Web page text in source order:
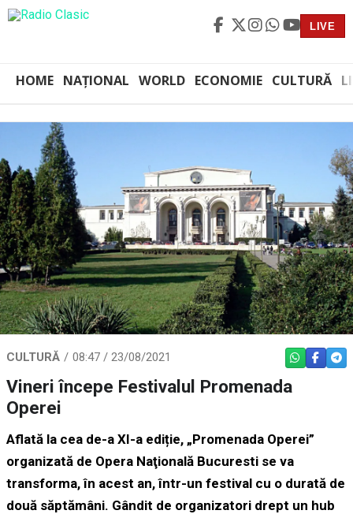
LIVE
HOME NAȚIONAL WORLD ECONOMIE CULTURĂ
CULTURĂ 08:47 / 23/08/2021 WHATSAPP
Vineri începe Festivalul Promenada
Operei
Aflată la cea de-a XI-a ediție, „Promenada Operei”
organizată de Opera Naţională Bucuresti se va
transforma, în acest an, într-un festival cu o durată de
două săptămâni. Gândit de organizatori drept un hub